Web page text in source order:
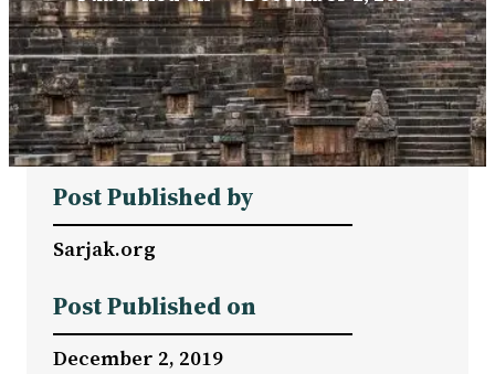
Post Published by
Sarjak.org
Post Published on
December 2, 2019